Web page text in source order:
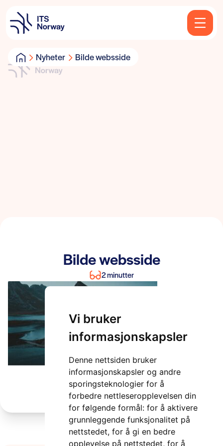
Vi bruker
informasjonskapsler
Denne nettsiden bruker
informasjonskapsler og andre
sporingsteknologier for å
forbedre nettleseropplevelsen din
for følgende formål: for å aktivere
grunnleggende funksjonalitet på
nettstedet, for å gi en bedre
opplevelse på nettstedet, for å
Nyheter Bilde websside
Bilde websside
2 minutter